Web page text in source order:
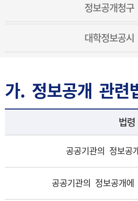
정보공개청구
대학정보공시
가. 정보공개 관련
법령
공공기관의 정보공
공공기관의 정보공개